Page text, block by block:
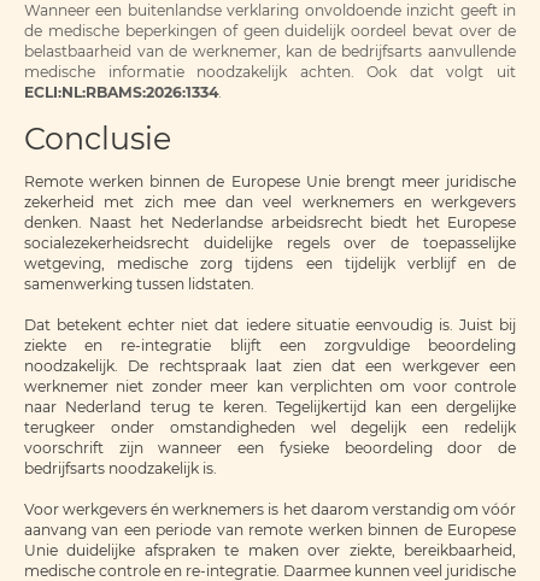
Wanneer een buitenlandse verklaring onvoldoende inzicht geeft in
de medische beperkingen of geen duidelijk oordeel bevat over de
belastbaarheid van de werknemer, kan de bedrijfsarts aanvullende
medische informatie noodzakelijk achten. Ook dat volgt uit
ECLI:NL:RBAMS:2026:1334.
Conclusie
Remote werken binnen de Europese Unie brengt meer juridische
zekerheid met zich mee dan veel werknemers en werkgevers
denken. Naast het Nederlandse arbeidsrecht biedt het Europese
socialezekerheidsrecht duidelijke regels over de toepasselijke
wetgeving, medische zorg tijdens een tijdelijk verblijf en de
samenwerking tussen lidstaten.
Dat betekent echter niet dat iedere situatie eenvoudig is. Juist bij
ziekte en re-integratie blijft een zorgvuldige beoordeling
noodzakelijk. De rechtspraak laat zien dat een werkgever een
werknemer niet zonder meer kan verplichten om voor controle
naar Nederland terug te keren. Tegelijkertijd kan een dergelijke
terugkeer onder omstandigheden wel degelijk een redelijk
voorschrift zijn wanneer een fysieke beoordeling door de
bedrijfsarts noodzakelijk is.
Voor werkgevers én werknemers is het daarom verstandig om vóór
aanvang van een periode van remote werken binnen de Europese
Unie duidelijke afspraken te maken over ziekte, bereikbaarheid,
medische controle en re-integratie. Daarmee kunnen veel juridische